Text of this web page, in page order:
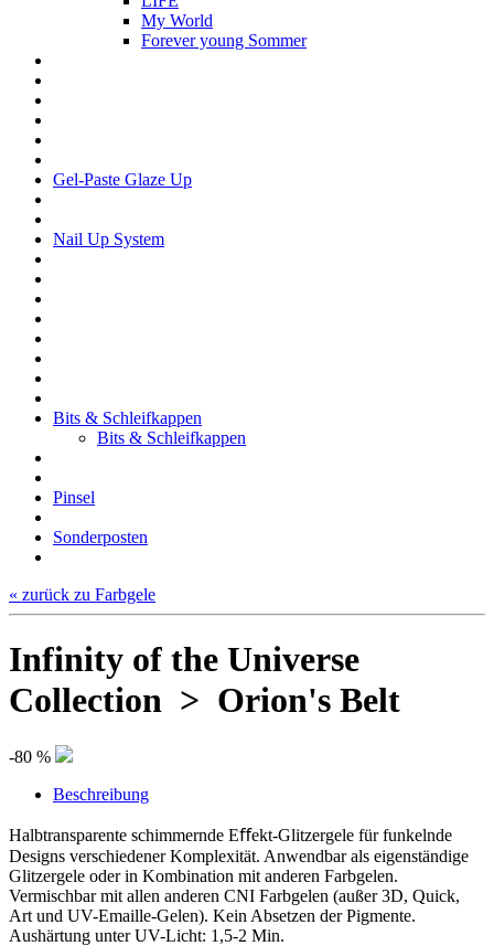
My World
Forever young Sommer
Gel-Paste Glaze Up
Nail Up System
Bits & Schleifkappen
Bits & Schleifkappen
Pinsel
Sonderposten
« zurück zu Farbgele
Infinity of the Universe
Collection > Orion's Belt
-80 %
Beschreibung
Halbtransparente schimmernde Eﬀekt-Glitzergele für funkelnde
Designs verschiedener Komplexität. Anwendbar als eigenständige
Glitzergele oder in Kombination mit anderen Farbgelen.
Vermischbar mit allen anderen CNI Farbgelen (außer 3D, Quick,
Art und UV-Emaille-Gelen). Kein Absetzen der Pigmente.
Aushärtung unter UV-Licht: 1,5-2 Min.